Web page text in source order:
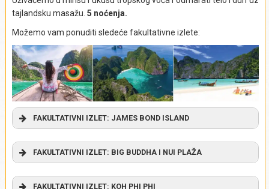
Izlet ne obuhvata:Napojnice (bakšiš), obroke.
Izlet se realizuje iz mesta:Siem Reap
tajlandsku masažu. 5 noćenja.
Možemo vam ponuditi sledeće fakultativne izlete:
FAKULTATIVNI IZLET: JAMES BOND ISLAND
U jutarnjim časovima, iz mestaPatongotići ćemo do luke,
odakle ćemo gliserom krenuti u obilazak obale
FAKULTATIVNI IZLET: BIG BUDDHA I NUI PLAŽA
Naša prva stanica na ovom izletu je statua Velikog Bude –
FAKULTATIVNI IZLET: KOH PHI PHI